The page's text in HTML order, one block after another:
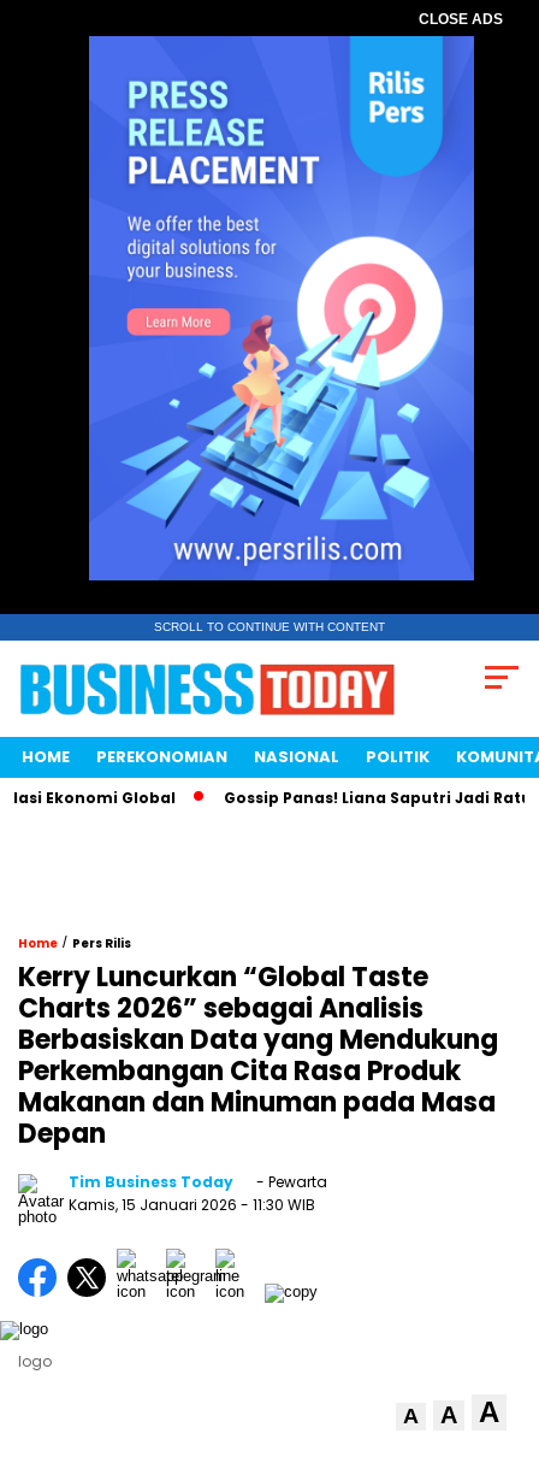
CLOSE ADS
SCROLL TO CONTINUE WITH CONTENT
HOME PEREKONOMIAN NASIONAL POLITIK
Ekonomi Global Gossip Panas! Liana Saputri Jadi Ratu
Home / Pers Rilis
Kerry Luncurkan “Global Taste
Charts 2026” sebagai Analisis
Berbasiskan Data yang Mendukung
Perkembangan Cita Rasa Produk
Makanan dan Minuman pada Masa
Depan
Tim Business Today
- Pewarta
Kamis, 15 Januari 2026 - 11:30 WIB
logo
A A A